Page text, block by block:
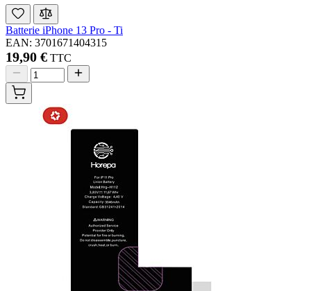
Batterie iPhone 13 Pro - Ti
EAN: 3701671404315
19,90 € TTC